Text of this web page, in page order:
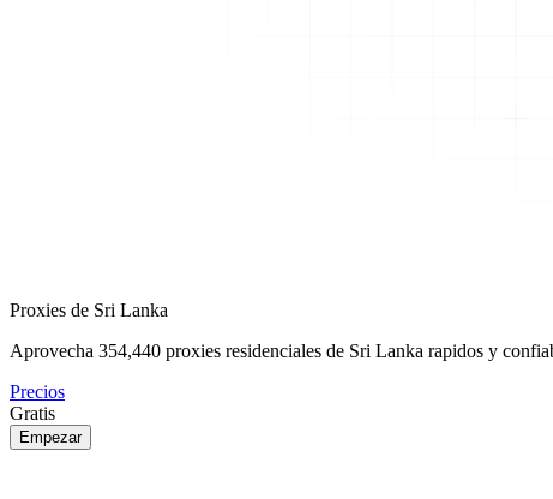
Proxies de Sri Lanka
Aprovecha 354,440 proxies residenciales de Sri Lanka rapidos y
Precios
Gratis
Empezar